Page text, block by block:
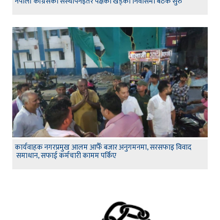
कार्यवाहक नगरप्रमुख आलम आफैँ बजार अनुगमनमा, सरसफाइ विवाद
समाधान, सफाई कर्मचारी कामम पर्किए